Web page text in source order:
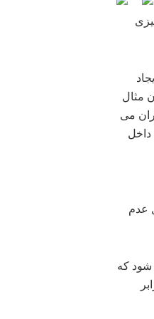
مثال
می
داخل
عدم
شود که
که از این حیث اشتغالزایی ۲ برابر